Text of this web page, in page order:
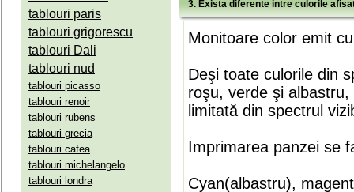
tablouri paris
tablouri grigorescu
tablouri Dali
tablouri nud
tablouri picasso
tablouri renoir
tablouri rubens
tablouri grecia
tablouri cafea
tablouri michelangelo
tablouri londra
3. Exista diferente intre culorile
Monitoare color emit
Deşi toate culorile din
roşu, verde şi
limitată din spectrul
Imprimarea panzei se
Cyan(albastru),